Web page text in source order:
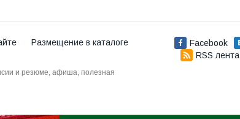
Размещение в каталоге
и резюме, афиша, полезная
Facebook
RSS лента